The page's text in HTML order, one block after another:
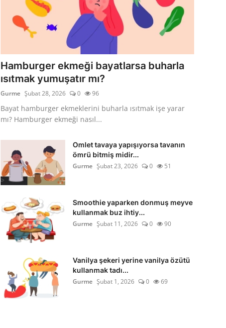
Hamburger ekmeği bayatlarsa buharla
ısıtmak yumuşatır mı?
Gurme Şubat 28, 2026 0 96
Bayat hamburger ekmeklerini buharla ısıtmak işe yarar
mı? Hamburger ekmeği nasıl...
Omlet tavaya yapışıyorsa tavanın
ömrü bitmiş midir...
Gurme Şubat 23, 2026 0 51
Smoothie yaparken donmuş meyve
kullanmak buz ihtiy...
Gurme Şubat 11, 2026 0 90
Vanilya şekeri yerine vanilya özütü
kullanmak tadı...
Gurme Şubat 1, 2026 0 69